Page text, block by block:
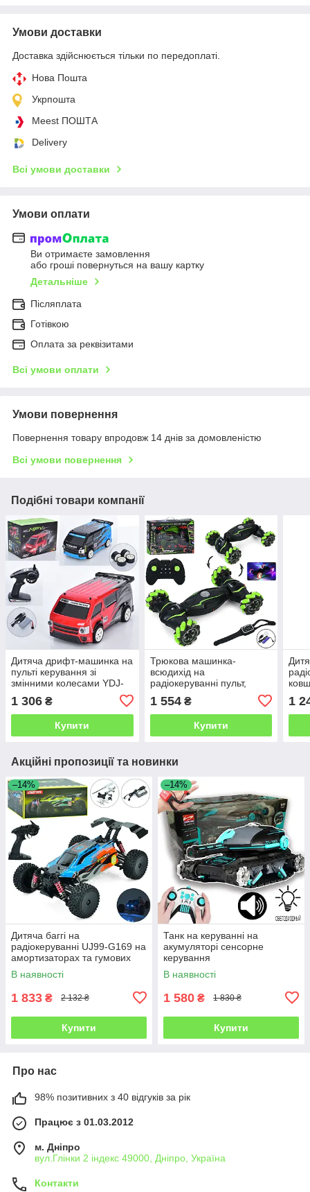
Умови доставки
Доставка здійснюється тільки по передоплаті.
Нова Пошта
Укрпошта
Meest ПОШТА
Delivery
Всі умови доставки
Умови оплати
Ви отримаєте замовлення
або гроші повернуться на вашу картку
Детальніше
Післяплата
Готівкою
Оплата за реквізитами
Всі умови оплати
Умови повернення
Повернення товару впродовж 14 днів за домовленістю
Всі умови повернення
Подібні товари компанії
Дитяча дрифт-машинка на
пульті керування зі
змінними колесами YDJ-
1 306 ₴
Купити
Трюкова машинка-
всюдихід на
радіокеруванні пульт,
1 554₴
Купити
1
Акційні пропозиції та новинки
–14%
Дитяча баггі на
радіокеруванні UJ99-G169 на
амортизаторах та гумових
колесах
В наявності
1 833 ₴ 2 132 ₴
Купити
–14%
Танк на керуванні на
акумуляторі сенсорне
керування
В наявності
1 580 ₴ 1 830 ₴
Купити
Про нас
98% позитивних з 40 відгуків за рік
Працює з 01.03.2012
м. Дніпро
вул.Глінки 2 індекс 49000, Дніпро, Україна
Контакти